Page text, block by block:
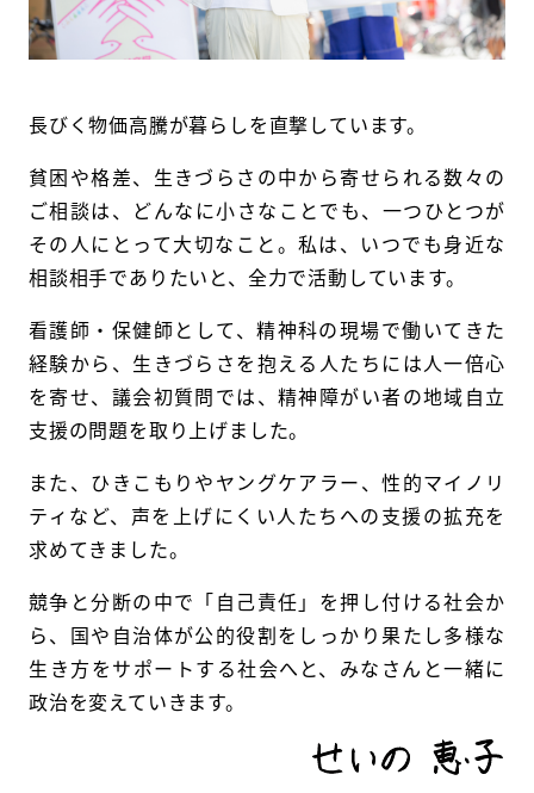
長びく物価高騰が暮らしを直撃しています。
貧困や格差、生きづらさの中から寄せられる数々の
ご相談は、どんなに小さなことでも、一つひとつが
その人にとって大切なこと。私は、いつでも身近な
相談相手でありたいと、全力で活動しています。
看護師・保健師として、精神科の現場で働いてきた
経験から、生きづらさを抱える人たちには人一倍心
を寄せ、議会初質問では、精神障がい者の地域自立
支援の問題を取り上げました。
また、ひきこもりやヤングケアラー、性的マイノリ
ティなど、声を上げにくい人たちへの支援の拡充を
求めてきました。
競争と分断の中で「自己責任」を押し付ける社会か
ら、国や自治体が公的役割をしっかり果たし多様な
生き方をサポートする社会へと、みなさんと一緒に
政治を変えていきます。